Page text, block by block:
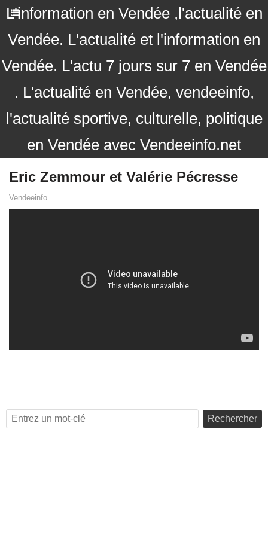
L'information en Vendée ,l'actualité en
Vendée. L'actualité et l'information en
Vendée. L'actu 7 jours sur 7 en Vendée
. L'actualité en Vendée, vendeeinfo,
l'actualité sportive, culturelle, politique
en Vendée avec Vendeeinfo.net
Eric Zemmour et Valérie Pécresse
Vendeeinfo
Rechercher